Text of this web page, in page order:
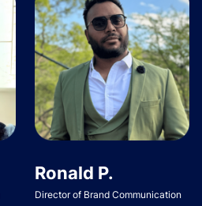
Ronald P.
Director of Brand Communication